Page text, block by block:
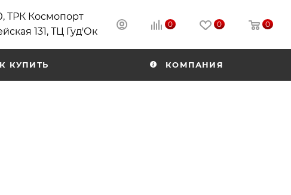
ТРК Космопорт
131, ТЦ Гуд'Ок
0 0 0
КУПИТЬ КОМПАНИЯ